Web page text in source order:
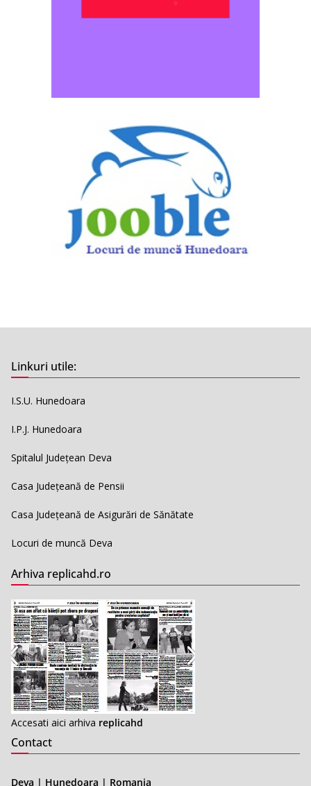
Linkuri utile:
I.S.U. Hunedoara
I.P.J. Hunedoara
Spitalul Județean Deva
Casa Județeană de Pensii
Casa Județeană de Asigurări de Sănătate
Locuri de muncă Deva
Arhiva replicahd.ro
Accesati aici arhiva replicahd
Contact
Deva | Hunedoara | Romania